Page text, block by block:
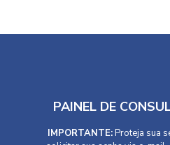
PAINEL DE
IMPORTANTE:Proteja sua